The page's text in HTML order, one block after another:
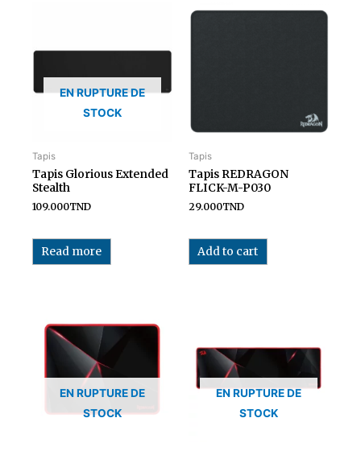
EN RUPTURE DE
STOCK
Tapis
Tapis Glorious Extended
Stealth
109.000TND
Read more
Tapis
Tapis REDRAGON
FLICK-M-P030
29.000TND
Add to cart
EN RUPTURE DE
STOCK
EN RUPTURE DE
STOCK